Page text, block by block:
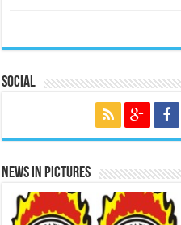
Social
News in Pictures